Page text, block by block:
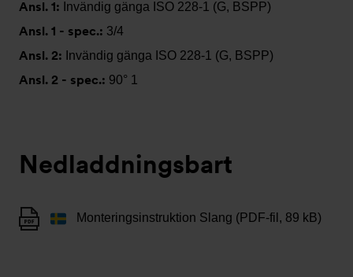
Ansl. 1: Invändig gänga ISO 228-1 (G, BSPP)
Ansl. 1 - spec.: 3/4
Ansl. 2: Invändig gänga ISO 228-1 (G, BSPP)
Ansl. 2 - spec.: 90° 1
Nedladdningsbart
Monteringsinstruktion Slang (PDF-fil, 89 kB)